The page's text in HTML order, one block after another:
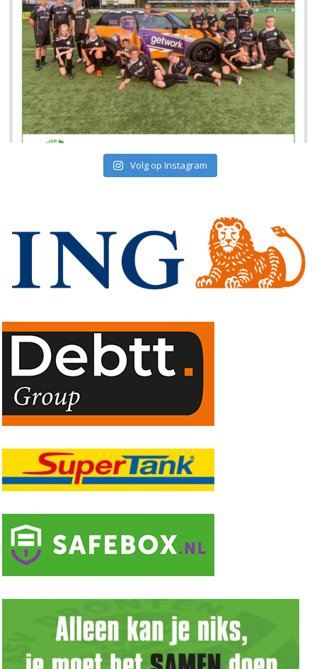
Volg op Instagram